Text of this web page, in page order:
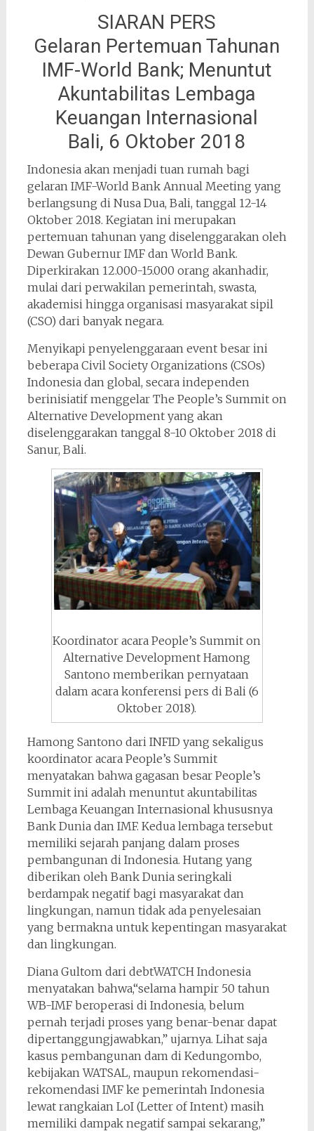
SIARAN PERS
Gelaran Pertemuan Tahunan
IMF-World Bank; Menuntut
Akuntabilitas Lembaga
Keuangan Internasional
Bali, 6 Oktober 2018
Indonesia akan menjadi tuan rumah bagi
gelaran IMF-World Bank Annual Meeting yang
berlangsung di Nusa Dua, Bali, tanggal 12-14
Oktober 2018. Kegiatan ini merupakan
pertemuan tahunan yang diselenggarakan oleh
Dewan Gubernur IMF dan World Bank.
Diperkirakan 12.000-15.000 orang akanhadir,
mulai dari perwakilan pemerintah, swasta,
akademisi hingga organisasi masyarakat sipil
(CSO) dari banyak negara.
Menyikapi penyelenggaraan event besar ini
beberapa Civil Society Organizations (CSOs)
Indonesia dan global, secara independen
berinisiatif menggelar The People’s Summit on
Alternative Development yang akan
diselenggarakan tanggal 8-10 Oktober 2018 di
Sanur, Bali.
Koordinator acara People’s Summit on
Alternative Development Hamong
Santono memberikan pernyataan
dalam acara konferensi pers di Bali (6
Oktober 2018).
Hamong Santono dari INFID yang sekaligus
koordinator acara People’s Summit
menyatakan bahwa gagasan besar People’s
Summit ini adalah menuntut akuntabilitas
Lembaga Keuangan Internasional khususnya
Bank Dunia dan IMF. Kedua lembaga tersebut
memiliki sejarah panjang dalam proses
pembangunan di Indonesia. Hutang yang
diberikan oleh Bank Dunia seringkali
berdampak negatif bagi masyarakat dan
lingkungan, namun tidak ada penyelesaian
yang bermakna untuk kepentingan masyarakat
dan lingkungan.
Diana Gultom dari debtWATCH Indonesia
menyatakan bahwa,“selama hampir 50 tahun
WB-IMF beroperasi di Indonesia, belum
pernah terjadi proses yang benar-benar dapat
dipertanggungjawabkan,” ujarnya. Lihat saja
kasus pembangunan dam di Kedungombo,
kebijakan WATSAL, maupun rekomendasi-
rekomendasi IMF ke pemerintah Indonesia
lewat rangkaian LoI (Letter of Intent) masih
memiliki dampak negatif sampai sekarang,”